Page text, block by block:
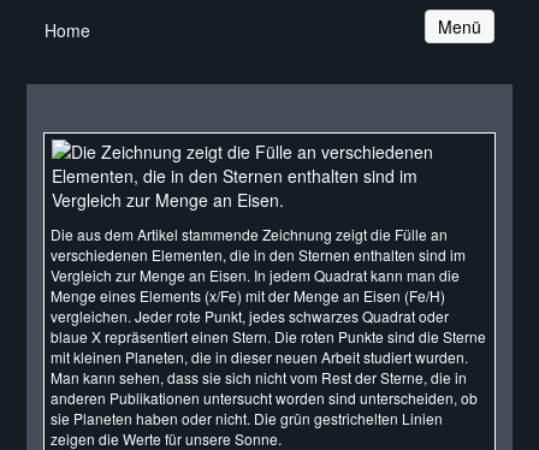
Navigation
Menü
Home
Die aus dem Artikel stammende Zeichnung zeigt die Fülle an
verschiedenen Elementen, die in den Sternen enthalten sind im
Vergleich zur Menge an Eisen. In jedem Quadrat kann man die
Menge eines Elements (x/Fe) mit der Menge an Eisen (Fe/H)
vergleichen. Jeder rote Punkt, jedes schwarzes Quadrat oder
blaue X repräsentiert einen Stern. Die roten Punkte sind die Sterne
mit kleinen Planeten, die in dieser neuen Arbeit studiert wurden.
Man kann sehen, dass sie sich nicht vom Rest der Sterne, die in
anderen Publikationen untersucht worden sind unterscheiden, ob
sie Planeten haben oder nicht. Die grün gestrichelten Linien
zeigen die Werte für unsere Sonne.